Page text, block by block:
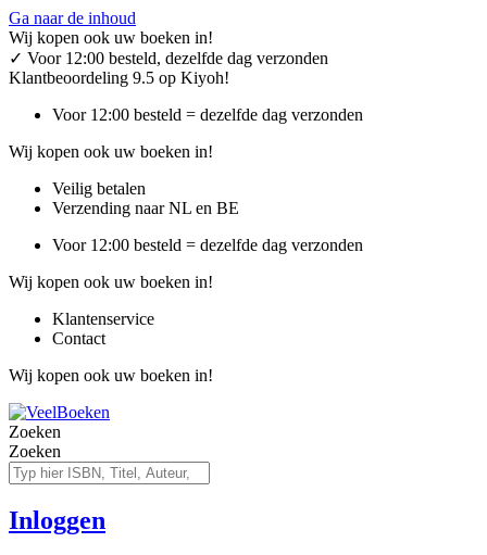
Ga naar de inhoud
Wij kopen ook uw boeken in!
✓ Voor 12:00 besteld, dezelfde dag verzonden
Klantbeoordeling 9.5 op Kiyoh!
Voor 12:00 besteld = dezelfde dag verzonden
Wij kopen ook uw boeken in!
Veilig betalen
Verzending naar NL en BE
Voor 12:00 besteld = dezelfde dag verzonden
Wij kopen ook uw boeken in!
Klantenservice
Contact
Wij kopen ook uw boeken in!
Zoeken
Zoeken
Inloggen